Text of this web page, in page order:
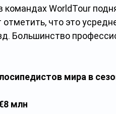
WorldTour
что это
Большинство
мира в
млн